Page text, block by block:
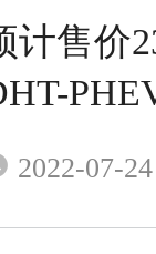
计售价
2022-07-24